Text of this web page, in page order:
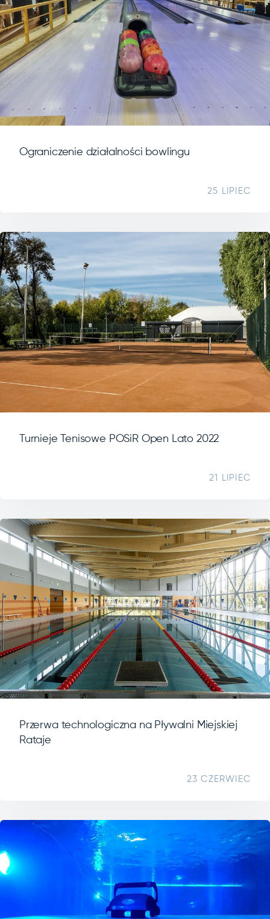
Ograniczenie działalności bowlingu
25 LIPIEC
Turnieje Tenisowe POSiR Open Lato 2022
21 LIPIEC
Przerwa technologiczna na Pływalni Miejskiej
Rataje
23 CZERWIEC